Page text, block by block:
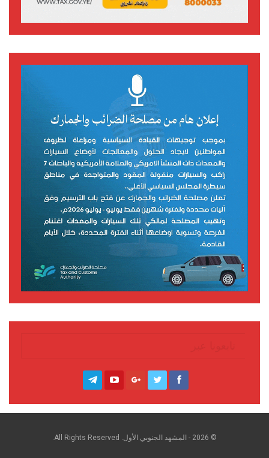
© 2026 - المشهد الجنوبي الأول. All Rights Reserved.